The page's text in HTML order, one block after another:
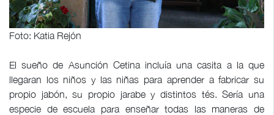
Foto: Katia Rejón
El sueño de Asunción Cetina incluía una casita a la que
llegaran los niños y las niñas para aprender a fabricar su
propio jabón, su propio jarabe y distintos tés. Sería una
especie de escuela para enseñar todas las maneras de